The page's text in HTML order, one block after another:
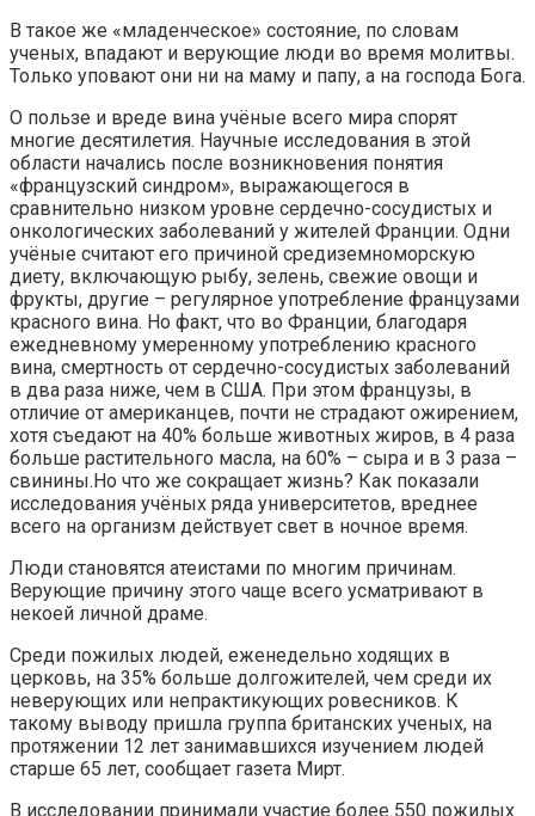
В такое же «младенческое» состояние, по словам
ученых, впадают и верующие люди во время молитвы.
Только уповают они ни на маму и папу, а на господа Бога.
О пользе и вреде вина учёные всего мира спорят
многие десятилетия. Научные исследования в этой
области начались после возникновения понятия
«французский синдром», выражающегося в
сравнительно низком уровне сердечно-сосудистых и
онкологических заболеваний у жителей Франции. Одни
учёные считают его причиной средиземноморскую
диету, включающую рыбу, зелень, свежие овощи и
фрукты, другие – регулярное употребление французами
красного вина. Но факт, что во Франции, благодаря
ежедневному умеренному употреблению красного
вина, смертность от сердечно-сосудистых заболеваний
в два раза ниже, чем в США. При этом французы, в
отличие от американцев, почти не страдают ожирением,
хотя съедают на 40% больше животных жиров, в 4 раза
больше растительного масла, на 60% – сыра и в 3 раза –
свинины.Но что же сокращает жизнь? Как показали
исследования учёных ряда университетов, вреднее
всего на организм действует свет в ночное время.
Люди становятся атеистами по многим причинам.
Верующие причину этого чаще всего усматривают в
некоей личной драме.
Среди пожилых людей, еженедельно ходящих в
церковь, на 35% больше долгожителей, чем среди их
неверующих или непрактикующих ровесников. К
такому выводу пришла группа британских ученых, на
протяжении 12 лет занимавшихся изучением людей
старше 65 лет, сообщает газета Мирт.
В исследовании принимали участие более 550 пожилых